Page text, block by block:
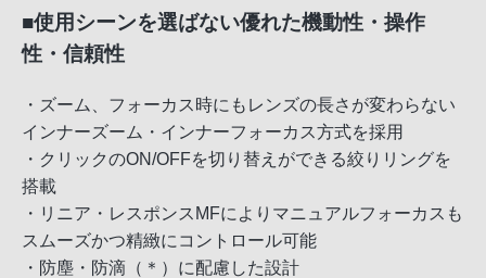
■使用シーンを選ばない優れた機動性・操作
性・信頼性
・ズーム、フォーカス時にもレンズの長さが変わらない
インナーズーム・インナーフォーカス方式を採用
・クリックのON/OFFを切り替えができる絞りリングを
搭載
・リニア・レスポンスMFによりマニュアルフォーカスも
スムーズかつ精緻にコントロール可能
・防塵・防滴（＊）に配慮した設計